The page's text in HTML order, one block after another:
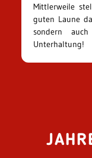
Mittlerweile
guten Laune
sondern
Unterhaltung!